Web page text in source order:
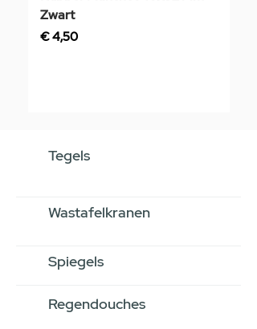
Zwart
Prijs
€ 4,50
Tegels
Wastafelkranen
Spiegels
Regendouches